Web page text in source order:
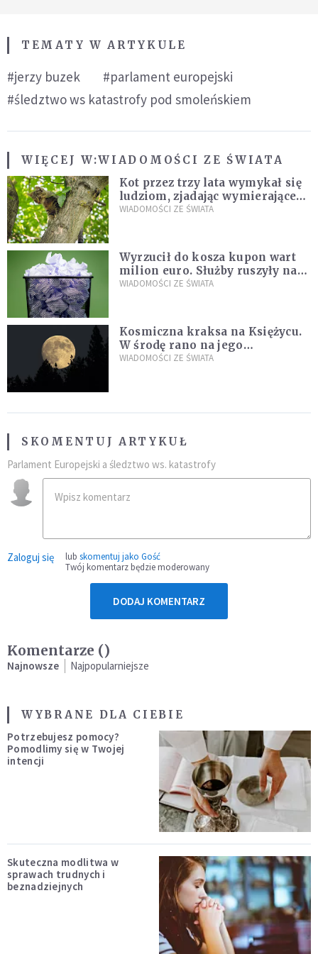
TEMATY W ARTYKULE
#jerzy buzek
#parlament europejski
#śledztwo ws katastrofy pod smoleńskiem
WIĘCEJ W:WIADOMOŚCI ZE ŚWIATA
Kot przez trzy lata wymykał się
ludziom, zjadając wymierające
kaczki. W końcu popełnił
WIADOMOŚCI ZE ŚWIATA
Wyrzucił do kosza kupon wart
milion euro. Służby ruszyły na
poszukiwania
WIADOMOŚCI ZE ŚWIATA
Kosmiczna kraksa na Księżycu.
W środę rano na jego
powierzchni dojdzie do
WIADOMOŚCI ZE ŚWIATA
SKOMENTUJ ARTYKUŁ
Parlament Europejski a śledztwo ws. katastrofy
Zaloguj się lub skomentuj jako Gość
Twój komentarz będzie moderowany
DODAJ KOMENTARZ
Komentarze ()
Najnowsze Najpopularniejsze
WYBRANE DLA CIEBIE
Potrzebujesz pomocy?
Pomodlimy się w Twojej
intencji
Skuteczna modlitwa w
sprawach trudnych i
beznadziejnych